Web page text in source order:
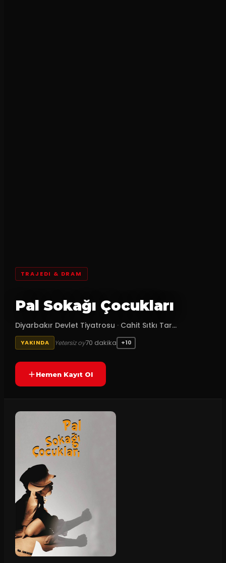
TRAJEDI & DRAM
Pal Sokağı Çocukları
Diyarbakır Devlet Tiyatrosu · Cahit Sıtkı Tar...
YAKINDA Yetersiz oy70 dakika +10
Hemen Kayıt Ol